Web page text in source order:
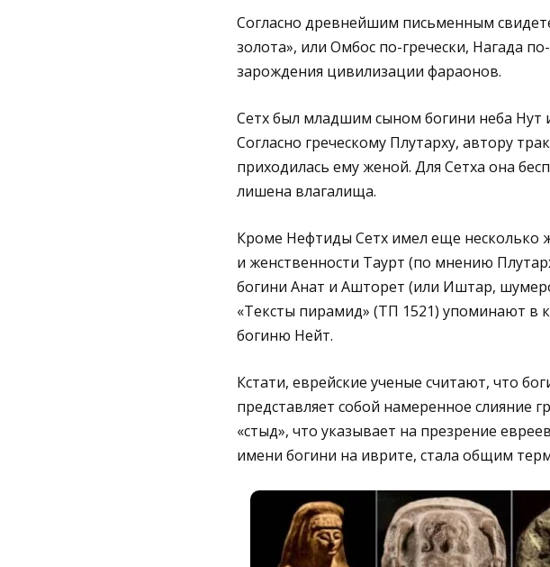
Согласно древнейшим письменным
золота», или Омбос по-гречески, Нагада
зарождения цивилизации фараонов.
Сетх был младшим сыном богини неба Нут
Согласно греческому Плутарху, автору
приходилась ему женой. Для Сетха она
лишена влагалища.
Кроме Нефтиды Сетх имел еще несколько
и женственности Таурт (по мнению
богини Анат и Ашторет (или Иштар,
«Тексты пирамид» (ТП 1521) упоминают в
богиню Нейт.
Кстати, еврейские ученые считают, что
представляет собой намеренное слияние
«стыд», что указывает на презрение
имени богини на иврите, стала общим